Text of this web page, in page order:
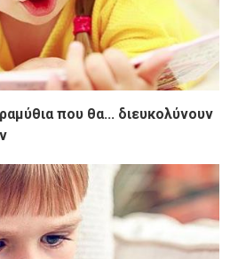
που θα... διευκολύνουν